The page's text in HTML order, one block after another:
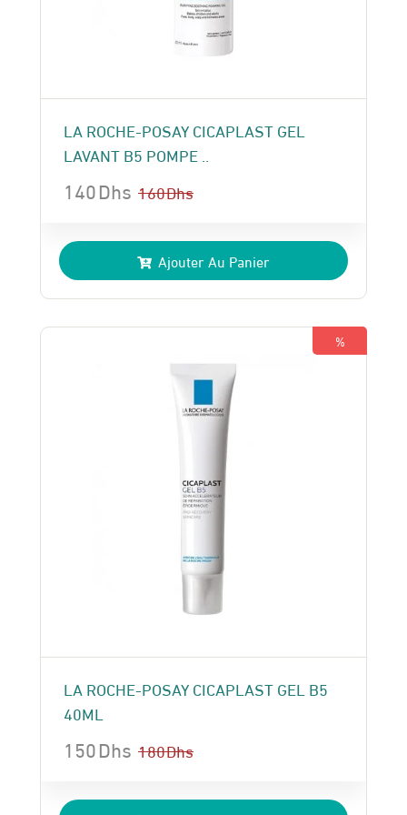
LA ROCHE-POSAY CICAPLAST GEL
LAVANT B5 POMPE ..
160Dhs
prix
initial
était :
160 Dhs.
140Dhs
prix
actuel
est :
140 Dhs.
Ajouter Au Panier
%
LA ROCHE-POSAY CICAPLAST GEL B5
40ML
180Dhs
prix
150Dhs
prix